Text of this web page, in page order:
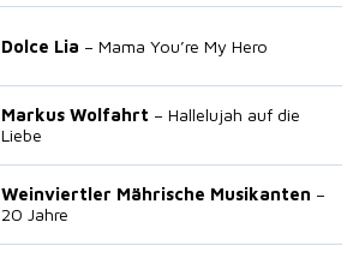
Dolce Lia Mama You’re My Hero
Markus Wolfahrt
Hallelujah auf die
Liebe
Weinviertler Mährische Musikanten
20 Jahre